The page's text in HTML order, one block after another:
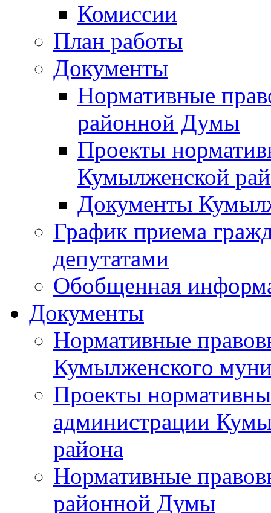
Комиссии
План работы
Документы
Нормативные
районной Думы
Проекты
Кумылженской
Документы
График приема
депутатами
Обобщенная
Документы
Нормативные
Кумылженского
Проекты
администрации
района
Нормативные
районной Думы